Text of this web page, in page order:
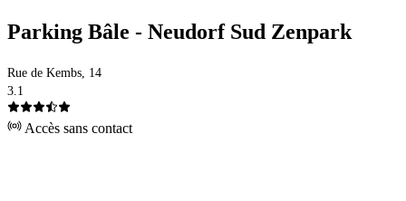
Parking Bâle - Neudorf Sud Zenpark
Rue de Kembs, 14
3.1
Accès sans contact